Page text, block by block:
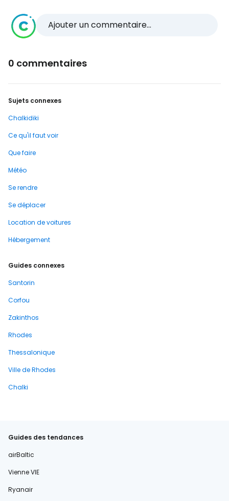
Ajouter un commentaire...
0 commentaires
Sujets connexes
Chalkidiki
Ce qu'il faut voir
Que faire
Météo
Se rendre
Se déplacer
Location de voitures
Hébergement
Guides connexes
Santorin
Corfou
Zakinthos
Rhodes
Thessalonique
Ville de Rhodes
Chalki
Guides des tendances
airBaltic
Vienne VIE
Ryanair